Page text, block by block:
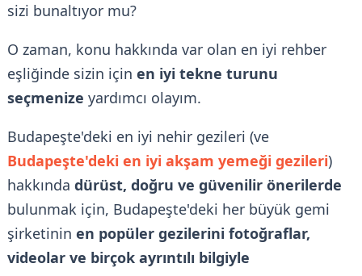
sizi bunaltıyor mu?
O zaman, konu hakkında var olan en iyi rehber
eşliğinde sizin için en iyi tekne turunu
seçmenize yardımcı olayım.
Budapeşte'deki en iyi nehir gezileri (ve
Budapeşte'deki en iyi akşam yemeği gezileri)
hakkında dürüst, doğru ve güvenilir önerilerde
bulunmak için, Budapeşte'deki her büyük gemi
şirketinin en popüler gezilerini fotoğraflar,
videolar ve birçok ayrıntılı bilgiyle